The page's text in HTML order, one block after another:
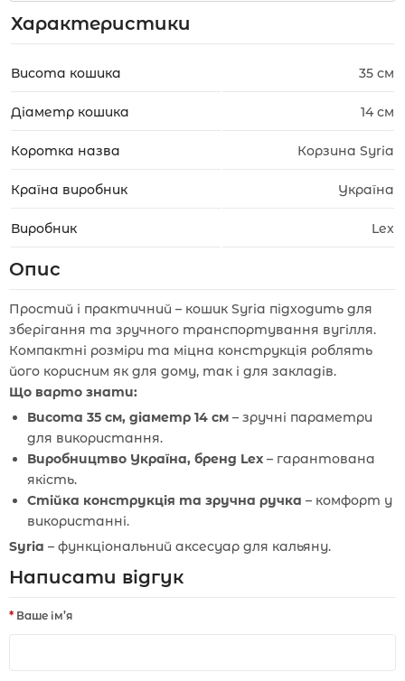
Характеристики
Висота кошика 35 см
Діаметр кошика 14 см
Коротка назва Корзина Syria
Країна виробник Україна
Виробник Lex
Опис
Простий і практичний – кошик Syria підходить для
зберігання та зручного транспортування вугілля.
Компактні розміри та міцна конструкція роблять
його корисним як для дому, так і для закладів.
Що варто знати:
Висота 35 см, діаметр 14 см – зручні параметри
для використання.
Виробництво Україна, бренд Lex – гарантована
якість.
Стійка конструкція та зручна ручка – комфорт у
використанні.
Syria – функціональний аксесуар для кальяну.
Написати відгук
Ваше ім’я